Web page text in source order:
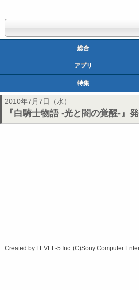
総合
アプリ
特集
2010年7月7日（水）
『白騎士物語 -光と闇の覚醒-』
Created by LEVEL-5 Inc. (C)Sony Computer